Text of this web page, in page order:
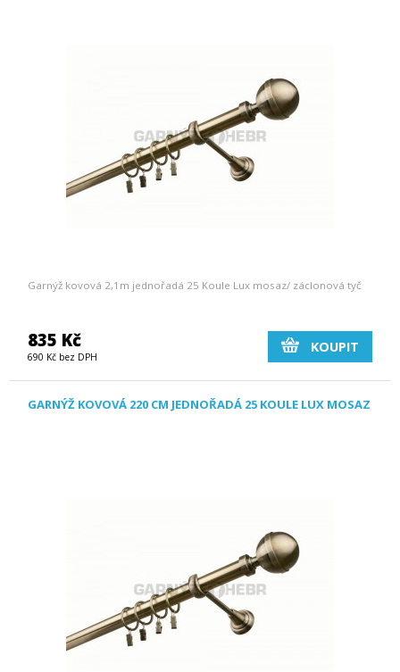
Garnýž kovová 2,1m jednořadá 25 Koule Lux mosaz/ záclonová tyč
835 Kč
690 Kč bez DPH
KOUPIT
GARNÝŽ KOVOVÁ 220 CM JEDNOŘADÁ 25 KOULE LUX MOSAZ